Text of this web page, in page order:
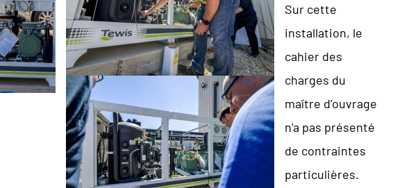
Sur cette
installation, le
cahier des
charges du
maître d’ouvrage
n’a pas présenté
de contraintes
particulières.